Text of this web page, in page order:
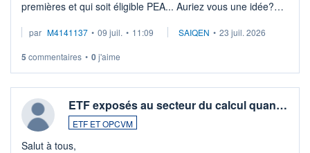
premières et qui soit éligible PEA... Auriez vous une idée?
par M4141137 • 09 juil. • 11:09 SAIQEN • 23 juil. 2026
5 commentaires • 0j'aime
ETF exposés au secteur du calcul quan…
ETF ET OPCVM
Salut à tous,